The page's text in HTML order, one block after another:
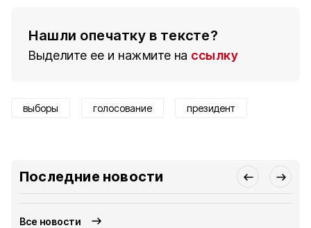
Нашли опечатку в тексте?
Выделите ее и нажмите на ссылку
выборы голосование президент
Последние новости
Все новости